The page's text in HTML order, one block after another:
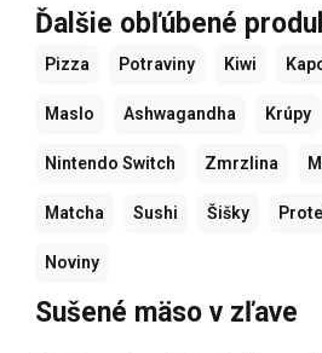
Ďalšie obľúbené
Pizza Potraviny Kiwi
Maslo Ashwagandha Krúpy
Nintendo Switch Zmrzlina
Matcha Sushi Šišky
Noviny
Sušené mäso v zľave